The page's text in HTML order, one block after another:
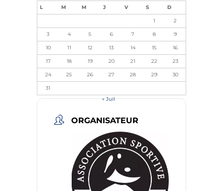
L M M J V S D
1 2
3 4 5 6 7 8 9
10 11 12 13 14 15 16
17 18 19 20 21 22 23
24 25 26 27 28 29 30
31
« Juil
ORGANISATEUR